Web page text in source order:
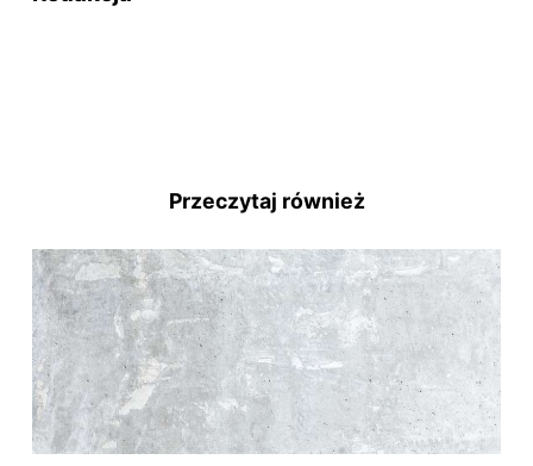
Przeczytaj również